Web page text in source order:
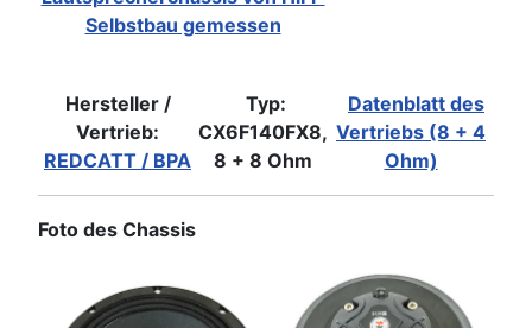
Selbstbau gemessen
Hersteller /
Vertrieb:
REDCATT / BPA
Typ:
CX6F140FX8,
8 + 8 Ohm
Datenblatt des
Vertriebs (8 + 4
Ohm)
Foto des Chassis